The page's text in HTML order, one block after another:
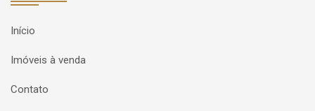
Início
Imóveis à venda
Contato